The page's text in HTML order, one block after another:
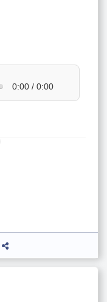
0:00 / 0:00